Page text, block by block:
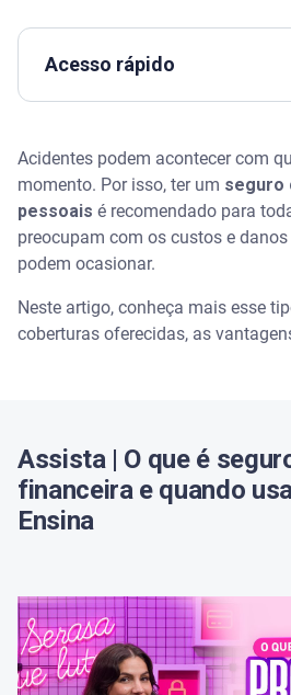
Acesso rápido
O que é o seguro contra
Importância do seguro contra
Tipos de cobertura disponíveis
acidentes pessoais
pessoais?
Quanto custa o seguro contra
Como escolher o seguro ideal
Conheça o Serasa Crédito
Acidentes podem acontecer com
momento. Por isso, ter um seguro
pessoais é recomendado para
preocupam com os custos e
podem ocasionar.
Neste artigo, conheça mais esse
coberturas oferecidas, as
Assista | O que é
financeira e quando
Ensina